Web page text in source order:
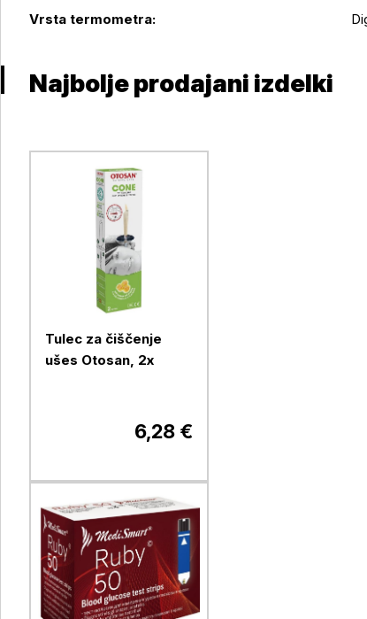
Vrsta termometra:
Najbolje prodajani izdelki
Tulec za čiščenje
ušes Otosan, 2x
6,28 €